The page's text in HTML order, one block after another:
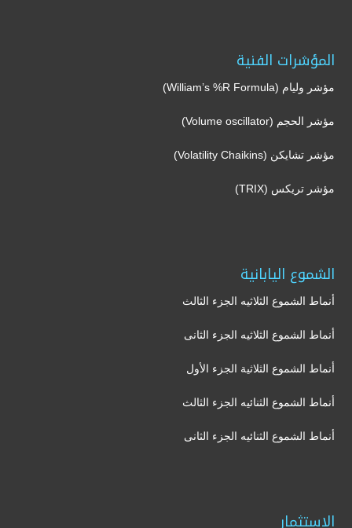
المؤشرات الفنية
مؤشر وليام (William’s %R Formula)
مؤشر الحجم (Volume oscillator)
مؤشر تشايكن (Volatility Chaikins)
مؤشر تريكس (TRIX)
الشموع اليابانية
أنماط الشموع الثلاثيه الجزء الثالث
أنماط الشموع الثلاثيه الجزء الثانى
أنماط الشموع الثلاثية الجزء الأول
أنماط الشموع الثنائيه الجزء الثالث
أنماط الشموع الثنائيه الجزء الثانى
الاستثمار